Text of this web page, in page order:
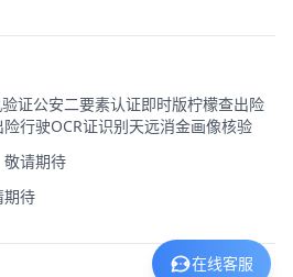
在线客服
证公安二要素认证即时版柠檬查出险
险行驶OCR证识别天远消金画像核验
请期待
期待